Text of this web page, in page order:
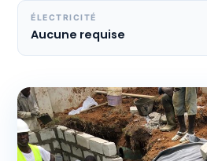
ÉLECTRICITÉ
Aucune requise